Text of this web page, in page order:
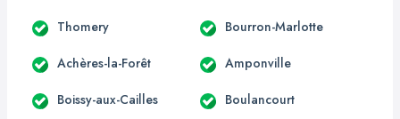
Thomery Bourron-Marlotte
Achères-la-Forêt Amponville
Boissy-aux-Cailles Boulancourt